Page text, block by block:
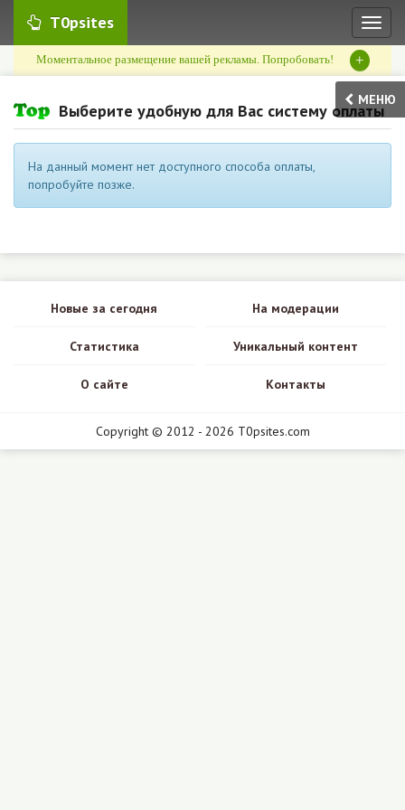
T0psites
Моментальное размещение вашей рекламы. Попробовать! +
МЕНЮ
Выберите удобную для Вас систему оплаты
На данный момент нет доступного способа оплаты,
попробуйте позже.
Новые за сегодня На модерации
Статистика Уникальный контент
О сайте Контакты
Copyright © 2012 - 2026 T0psites.com